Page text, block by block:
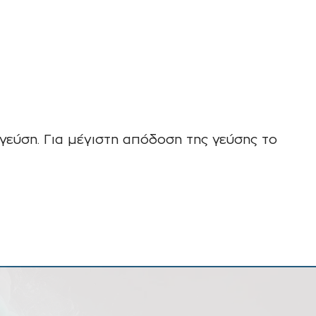
Για μέγιστη απόδοση της γεύσης το